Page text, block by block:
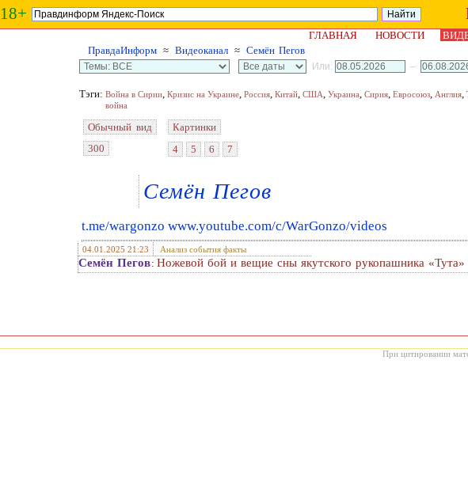
18+
ГЛАВНАЯ
НОВОСТИ
ПравдаИнформ ≈ Видеоканал ≈ Семён Пегов
Или:
–
Тэги: Война в Сирии, Кризис на Украине, Россия, Китай, США, Украина, Сирия, Евросоюз, Англия,
война
Обычный вид
300
Картинки
4
5 6 7
Семён Пегов
t.me/wargonzo www.youtube.com/c/WarGonzo/videos
04.01.2025 21:23 Анализ события факты
Семён Пегов: Ножевой бой и вещие сны якутского рукопашника «Тута»
При цитировании